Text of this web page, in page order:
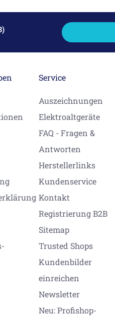
Service
Auszeichnungen
Elektroaltgeräte
FAQ - Fragen &
Antworten
Herstellerlinks
Kundenservice
Kontakt
Registrierung B2B
Sitemap
Trusted Shops
Kundenbilder
einreichen
Newsletter
Neu: Profishop-